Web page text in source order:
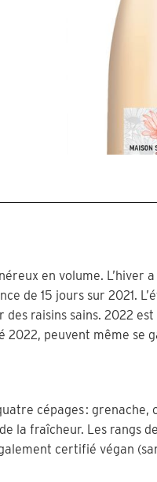
en volume. L’hiver
de 15 jours sur 2021.
raisins sains. 2022
2022, peuvent même se
cépages : grenache,
la fraîcheur. Les rangs
certifié végan